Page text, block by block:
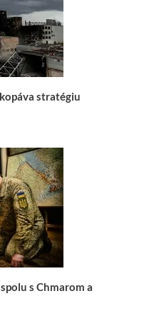
stratégiu
s Chmarom a